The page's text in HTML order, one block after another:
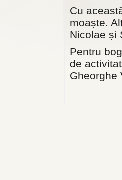
Cu
moaște.
Nicolae și
Pentru
de
Gheorghe